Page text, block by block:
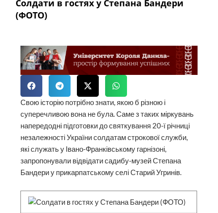
Солдати в гостях у Степана Бандери
(ФОТО)
Свою історію потрібно знати, якою б різною і
суперечливою вона не була. Саме з таких міркувань
напередодні підготовки до святкування 20-ї річниці
незалежності України солдатам строкової служби,
які служать у Івано-Франківському гарнізоні,
запропонували відвідати садибу-музей Степана
Бандери у прикарпатському селі Старий Угринів.